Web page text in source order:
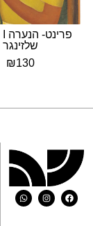
שלזינגר
₪130